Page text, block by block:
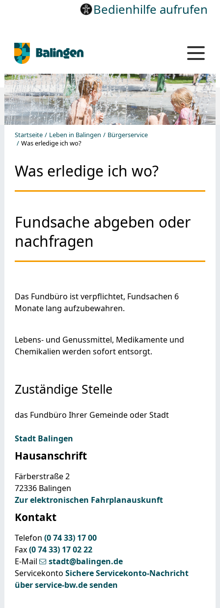
Bedienhilfe aufrufen
Startseite Leben in Balingen
Bürgerservice
Was erledige ich wo?
Was erledige ich wo?
Fundsache abgeben oder
nachfragen
Das Fundbüro ist verpflichtet, Fundsachen 6
Monate lang aufzubewahren.
Lebens- und Genussmittel, Medikamente und
Chemikalien werden sofort entsorgt.
Zuständige Stelle
das Fundbüro Ihrer Gemeinde oder Stadt
Stadt Balingen
Hausanschrift
Färberstraße 2
72336 Balingen
Zur elektronischen Fahrplanauskunft
Kontakt
Telefon (07433) 1700
Fax(07433) 170222
E-Mail
stadt@balingen.de
Servicekonto Sichere Servicekonto-Nachricht
über service-bw.de senden